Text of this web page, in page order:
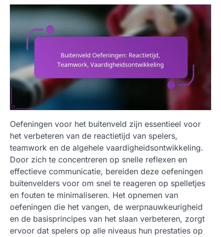
Oefeningen voor het buitenveld zijn essentieel voor
het verbeteren van de reactietijd van spelers,
teamwork en de algehele vaardigheidsontwikkeling.
Door zich te concentreren op snelle reflexen en
effectieve communicatie, bereiden deze oefeningen
buitenvelders voor om snel te reageren op spelletjes
en fouten te minimaliseren. Het opnemen van
oefeningen die het vangen, de werpnauwkeurigheid
en de basisprincipes van het slaan verbeteren, zorgt
ervoor dat spelers op alle niveaus hun prestaties op